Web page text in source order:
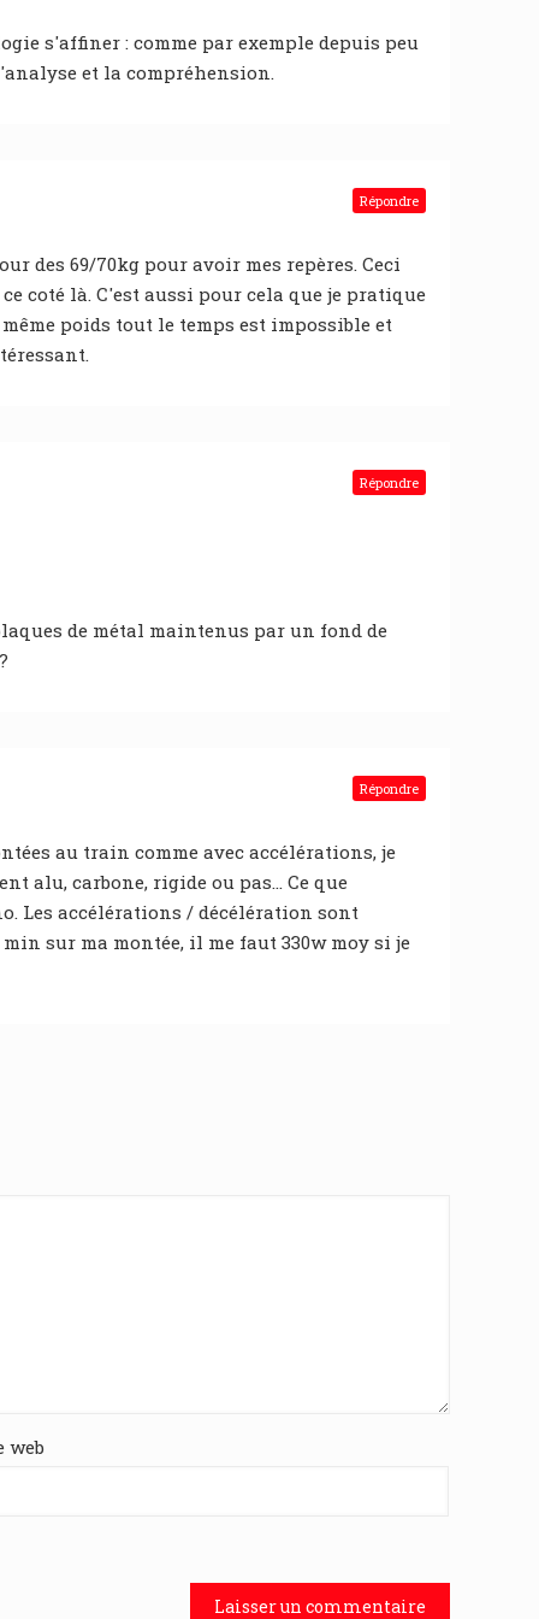
s'affiner : comme par exemple depuis peu
et la compréhension.
des 69/70kg pour avoir mes repères. Ceci
coté là. C'est aussi pour cela que je pratique
poids tout le temps est impossible et
Répondre
de métal maintenus par un fond de
Répondre
au train comme avec accélérations, je
alu, carbone, rigide ou pas… Ce que
Les accélérations / décélération sont
sur ma montée, il me faut 330w moy si je
Répondre
web